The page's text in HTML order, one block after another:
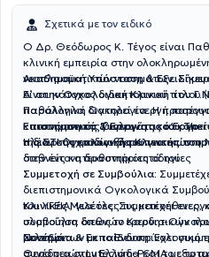
οργανισμούς και επιστημονικές
Σχετικά με τον ειδικό
Ο Δρ. Θεόδωρος Κ. Τέγος είναι
κλινική εμπειρία στην
νεοπλασματικών νοσημάτων.
Α’ στην Ογκολογική Κλινική του
παράλληλα διατηρεί ενεργή
Επιστημονικός Συνεργάτης του
τηςΣΤ' Ογκολογικής Κλινικής του
Ακαδημαϊκή Υπόσταση &
Είναι κάτοχος διδακτορικού τίτλου (
Παθολογική Ογκολογία. Η
κατανόηση της βιολογίας του
πλέον σύγχρονων θεραπευτικών
διεθνείς κατευθυντήριες οδηγίες
Επιστημονικό & Ερευνητικό Έργο
Η διαρκής επιδίωξή του για
στην έντονη δραστηριότητά του:
Συμμετοχή σε Συμβούλια:
διεπιστημονικά Ογκολογικά
του ΥΓΕΙΑ, για όλες τις
συμβούλια όπως το Καρδιο-
Νοσημάτων με το Ενδοκρινολογικό
Θεραπειών Lutecium-PSMA με το
Κλινικές Μελέτες:Συμμετέχει
υλοποίηση διεθνών ερευνητικών
μελετών
Συνέδρια & Εκπαίδευση:Έχει
συνέδρια στην Ελλάδα και το